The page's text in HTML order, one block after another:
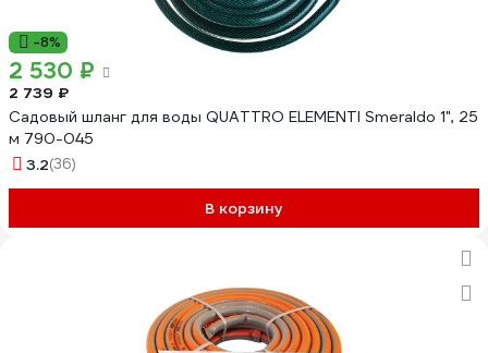
-8%
2 530 ₽
2 739 ₽
Садовый шланг для воды QUATTRO ELEMENTI Smeraldo 1", 25
м 790-045
3.2(36)
В корзину